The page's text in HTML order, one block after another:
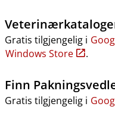
Gratis tilgjengelig i
Windows Store
.
Finn
Gratis tilgjengelig i